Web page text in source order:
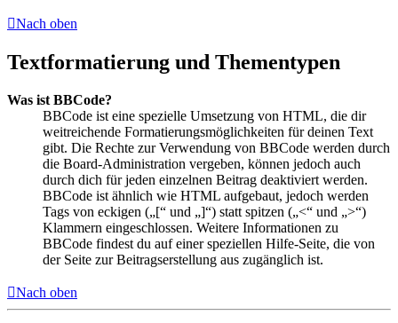
Nach oben
Textformatierung und Thementypen
Was ist BBCode?
BBCode ist eine spezielle Umsetzung von HTML, die dir
weitreichende Formatierungsmöglichkeiten für deinen Text
gibt. Die Rechte zur Verwendung von BBCode werden durch
die Board-Administration vergeben, können jedoch auch
durch dich für jeden einzelnen Beitrag deaktiviert werden.
BBCode ist ähnlich wie HTML aufgebaut, jedoch werden
Tags von eckigen („[“ und „]“) statt spitzen („<“ und „>“)
Klammern eingeschlossen. Weitere Informationen zu
BBCode findest du auf einer speziellen Hilfe-Seite, die von
der Seite zur Beitragserstellung aus zugänglich ist.
Nach oben